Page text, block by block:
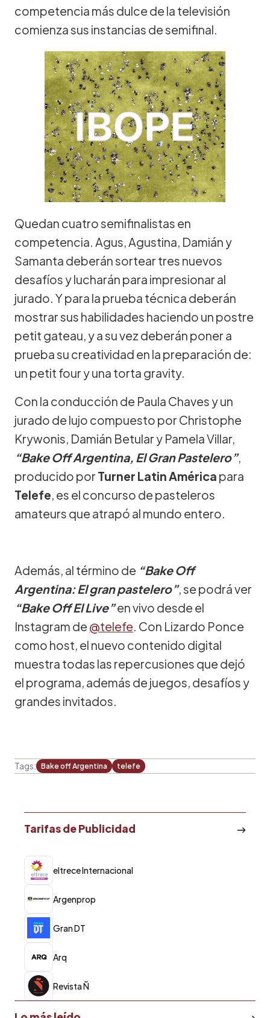
competencia más dulce de la televisión
comienza sus instancias de semifinal.
Quedan cuatro semifinalistas en
competencia. Agus, Agustina, Damián y
Samanta deberán sortear tres nuevos
desafíos y lucharán para impresionar al
jurado. Y para la prueba técnica deberán
mostrar sus habilidades haciendo un postre
petit gateau, y a su vez deberán poner a
prueba su creatividad en la preparación de:
un petit four y una torta gravity.
Con la conducción de Paula Chaves y un
jurado de lujo compuesto por Christophe
Krywonis, Damián Betular y Pamela Villar,
“Bake Off Argentina, El Gran Pastelero”,
producido por Turner Latin América para
Telefe, es el concurso de pasteleros
amateurs que atrapó al mundo entero.
Además, al término de “Bake Off
Argentina: El gran pastelero”, se podrá ver
“Bake Off El Live”en vivo desde el
Instagram de @telefe. Con Lizardo Ponce
como host, el nuevo contenido digital
muestra todas las repercusiones que dejó
el programa, además de juegos, desafíos y
grandes invitados.
Tags: Bake off Argentina telefe
Tarifas de Publicidad
eltrece Internacional
Argenprop
Gran DT
Arq
Revista Ñ